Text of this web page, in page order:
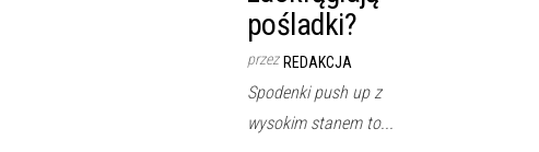
pośladki?
przez REDAKCJA
Spodenki push up z
wysokim stanem to...